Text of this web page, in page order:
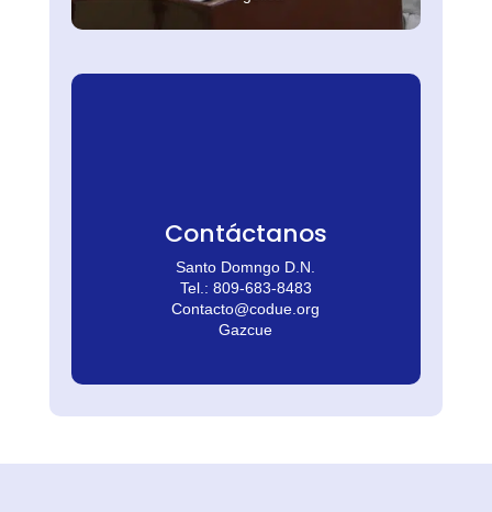
Contáctanos
Santo Domngo D.N.
Tel.: 809-683-8483
Contacto@codue.org
Gazcue